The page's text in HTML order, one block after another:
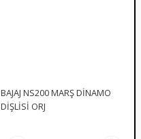
BAJAJ NS200 MARŞ DİNAMO
DİŞLİSİ ORJ